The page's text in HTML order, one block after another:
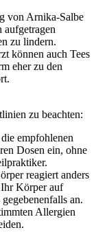
von Arnika-Salbe
aufgetragen
zu lindern.
können auch Tees
eher zu den
zu beachten:
empfohlenen
Dosen ein, ohne
reagiert anders
Körper auf
an.
Allergien